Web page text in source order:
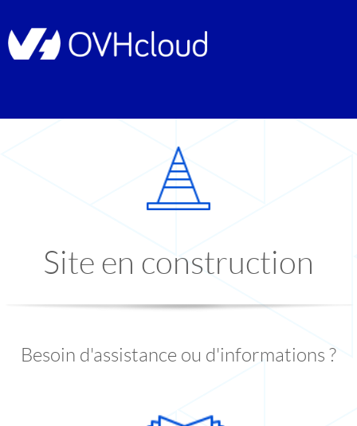
Site en construction
Besoin d'assistance ou d'informations ?